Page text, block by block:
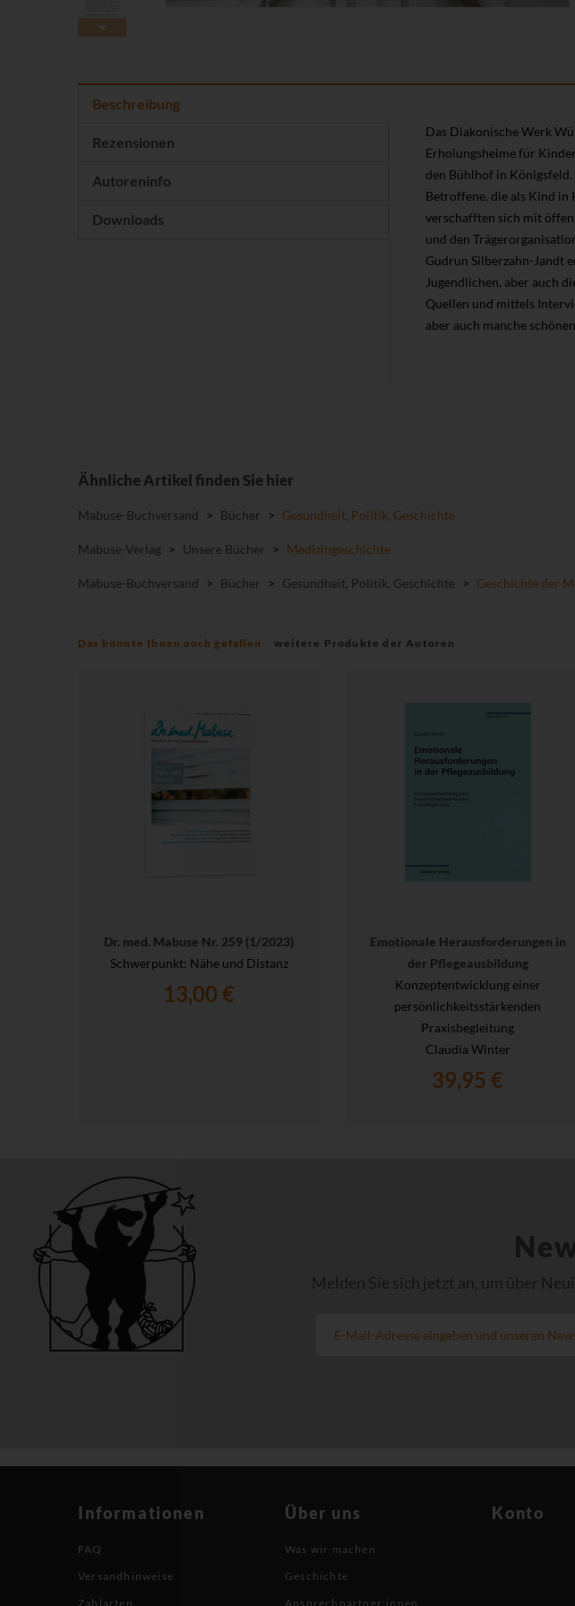
Beschreibung
Rezensionen
Autoreninfo
Downloads
Das Diakonische Werk
Erholungsheime für
den Bühlhof in Königsfeld.
Betroffene, die als Kind
verschafften sich mit
und den
Gudrun Silberzahn-Jandt
Jugendlichen, aber auch
Quellen und mittels
aber auch manche
Ähnliche Artikel finden Sie hier
Mabuse-Buchversand > Bücher > Gesundheit, Politik, Geschichte
Mabuse-Verlag > Unsere Bücher > Medizingeschichte
Mabuse-Buchversand > Bücher > Gesundheit, Politik, Geschichte > Geschichte der
Das könnte Ihnen auch gefallen weitere Produkte der Autoren
Dr. med. Mabuse Nr. 259 (1/2023)
Schwerpunkt: Nähe und Distanz
13,00 €
Emotionale Herausforderungen in
der Pflegeausbildung
Konzeptentwicklung einer
persönlichkeitsstärkenden
Praxisbegleitung
Claudia Winter
39,95 €
Melden Sie sich jetzt an, um über
Informationen
FAQ
Versandhinweise
Zahlarten
Über uns
Was wir machen
Geschichte
Ansprechpartner:innen
Konto